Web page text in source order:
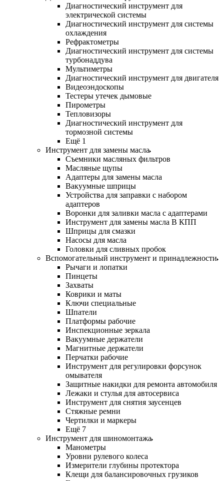
Диагностический инструмент для
электрической системы
Диагностический инструмент для системы
охлаждения
Рефрактометры
Диагностический инструмент для системы
турбонаддува
Мультиметры
Диагностический инструмент для двигателя
Видеоэндоскопы
Тестеры утечек дымовые
Пирометры
Тепловизоры
Диагностический инструмент для
тормозной системы
Ещё 1
Инструмент для замены масла
Съемники масляных фильтров
Масляные щупы
Адаптеры для замены масла
Вакуумные шприцы
Устройства для заправки с набором
адаптеров
Воронки для заливки масла с адаптерами
Инструмент для замены масла В КПП
Шприцы для смазки
Насосы для масла
Головки для сливных пробок
Вспомогательный инструмент и принадлежности
Рычаги и лопатки
Пинцеты
Захваты
Коврики и маты
Ключи специальные
Шпатели
Платформы рабочие
Инспекционные зеркала
Вакуумные держатели
Магнитные держатели
Перчатки рабочие
Инструмент для регулировки форсунок
омывателя
Защитные накидки для ремонта автомобиля
Лежаки и стулья для автосервиса
Инструмент для снятия заусенцев
Стяжные ремни
Чертилки и маркеры
Ещё 7
Инструмент для шиномонтажа
Манометры
Уровни рулевого колеса
Измерители глубины протектора
Клещи для балансировочных грузиков